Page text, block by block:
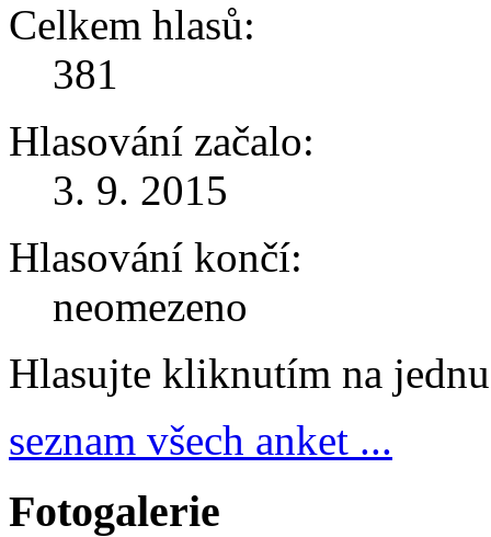
Celkem hlasů:
381
Hlasování začalo:
3. 9. 2015
Hlasování končí:
neomezeno
Hlasujte kliknutím na
seznam všech anket ...
Fotogalerie